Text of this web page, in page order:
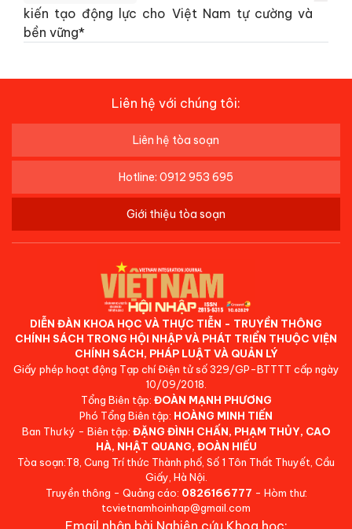
kiến tạo động lực cho Việt Nam tự cường và
bền vững*
Liên hệ với chúng tôi:
Liên hệ tòa soạn
Hotline: 0912 953 695
Giới thiệu tòa soạn
DIỄN ĐÀN KHOA HỌC VÀ THỰC TIỄN - TRUYỀN THÔNG
CHÍNH SÁCH TRONG HỘI NHẬP VÀ PHÁT TRIỂN THUỘC VIỆN
CHÍNH SÁCH, PHÁP LUẬT VÀ QUẢN LÝ
Giấy phép hoạt động Tạp chí Điện tử số 329/GP-BTTTT cấp ngày
10/09/2018.
Tổng Biên tập: ĐOÀN MẠNH PHƯƠNG
Phó Tổng Biên tập: HOÀNG MINH TIẾN
Ban Thư ký - Biên tập: ĐẶNG ĐÌNH CHẤN, PHẠM THỦY, CAO
HÀ, NHẬT QUANG, ĐOÀN HIẾU
Tòa soạn:T8, Cung Trí thức Thành phố, Số 1 Tôn Thất Thuyết, Cầu
Giấy, Hà Nội.
Truyền thông - Quảng cáo: 0826166777 - Hòm thư:
tcvietnamhoinhap@gmail.com